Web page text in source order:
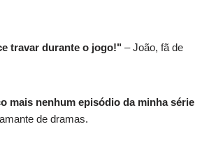
travar durante o jogo!" – João, fã de
mais nenhum episódio da minha série
de dramas.